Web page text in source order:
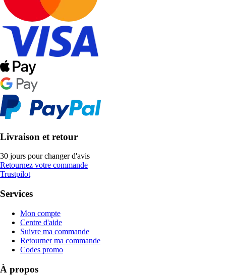
Livraison et retour
30 jours pour changer d'avis
Retournez votre commande
Trustpilot
Services
Mon compte
Centre d'aide
Suivre ma commande
Retourner ma commande
Codes promo
À propos